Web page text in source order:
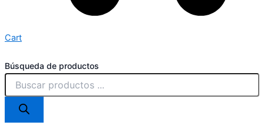
Cart
Búsqueda de productos